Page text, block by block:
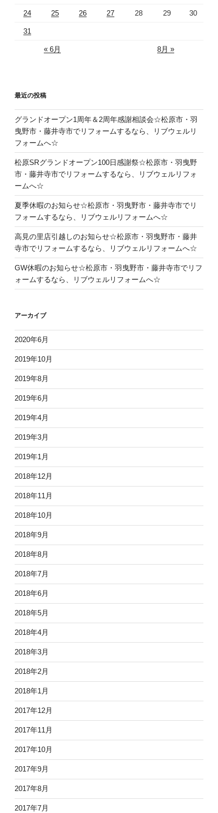
24 25 26 27 28 29 30
31
« 6月 8月 »
最近の投稿
グランドオープン1周年＆2周年感謝相談会☆松原市・羽
曳野市・藤井寺市でリフォームするなら、リブウェルリ
フォームへ☆
松原SRグランドオープン100日感謝祭☆松原市・羽曳野
市・藤井寺市でリフォームするなら、リブウェルリフォ
ームへ☆
夏季休暇のお知らせ☆松原市・羽曳野市・藤井寺市でリ
フォームするなら、リブウェルリフォームへ☆
高見の里店引越しのお知らせ☆松原市・羽曳野市・藤井
寺市でリフォームするなら、リブウェルリフォームへ☆
GW休暇のお知らせ☆松原市・羽曳野市・藤井寺市でリフ
ォームするなら、リブウェルリフォームへ☆
アーカイブ
2020年6月
2019年10月
2019年8月
2019年6月
2019年4月
2019年3月
2019年1月
2018年12月
2018年11月
2018年10月
2018年9月
2018年8月
2018年7月
2018年6月
2018年5月
2018年4月
2018年3月
2018年2月
2018年1月
2017年12月
2017年11月
2017年10月
2017年9月
2017年8月
2017年7月